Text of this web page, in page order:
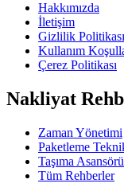
Hakkımızda
İletişim
Gizlilik Politikası
Kullanım
Çerez Politikası
Nakliyat
Zaman Yönetimi
Paketleme
Taşıma Asansörü
Tüm Rehberler